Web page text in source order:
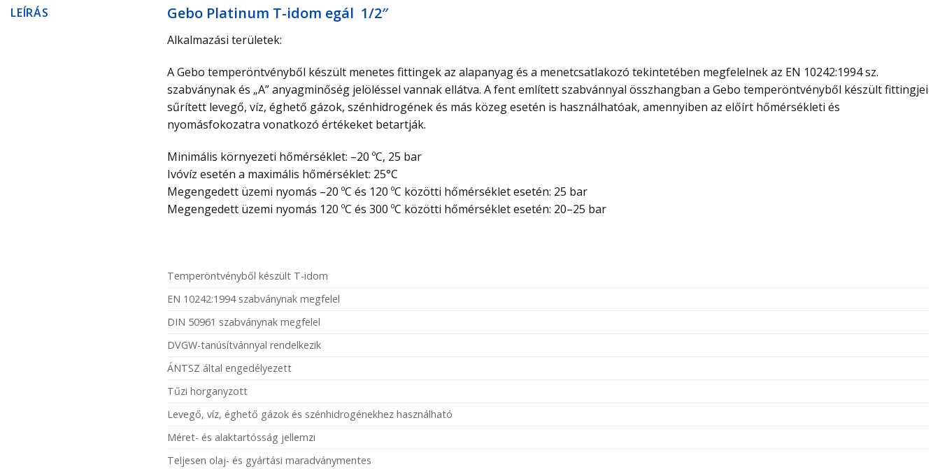
LEÍRÁS Gebo Platinum T-idom egál 1/2″
Alkalmazási területek:
A Gebo temperöntvényből készült menetes fittingek az alapanyag és a menetcsatlakozó tekintetében megfelelnek az EN 10242:1994 sz.
szabványnak és „A” anyagminőség jelöléssel vannak ellátva. A fent említett szabvánnyal összhangban a Gebo temperöntvényből készült fittingjei
sűrített levegő, víz, éghető gázok, szénhidrogének és más közeg esetén is használhatóak, amennyiben az előírt hőmérsékleti és
nyomásfokozatra vonatkozó értékeket betartják.
Minimális környezeti hőmérséklet: –20 ºC, 25 bar
Ivóvíz esetén a maximális hőmérséklet: 25°C
Megengedett üzemi nyomás –20 ºC és 120 ºC közötti hőmérséklet esetén: 25 bar
Megengedett üzemi nyomás 120 ºC és 300 ºC közötti hőmérséklet esetén: 20–25 bar
Temperöntvényből készült T-idom
EN 10242:1994 szabványnak megfelel
DIN 50961 szabványnak megfelel
DVGW-tanúsítvánnyal rendelkezik
ÁNTSZ által engedélyezett
Tűzi horganyzott
Levegő, víz, éghető gázok és szénhidrogénekhez használható
Méret- és alaktartósság jellemzi
Teljesen olaj- és gyártási maradványmentes